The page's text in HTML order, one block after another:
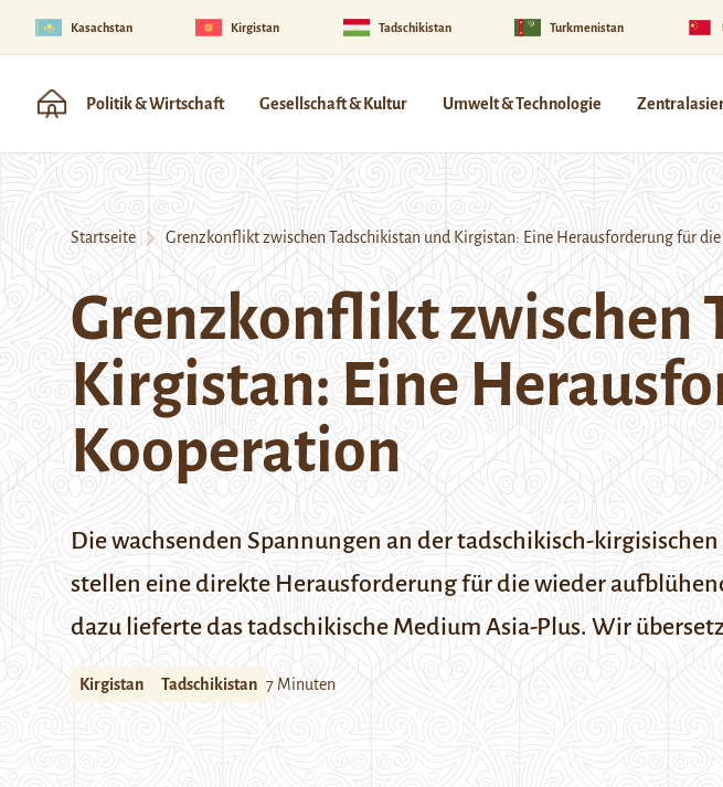
Kasachstan Kirgistan Tadschikistan Turkmenistan
Politik & Wirtschaft Gesellschaft & Kultur Umwelt & Technologie
Startseite Grenzkonflikt zwischen Tadschikistan und Kirgistan: Eine Herausforderung für
Grenzkonflikt zwischen
Kirgistan: Eine
Kooperation
Die wachsenden Spannungen an der tadschikisch-
stellen eine direkte Herausforderung für die wieder
dazu lieferte das tadschikische Medium Asia-Plus. Wir
Kirgistan Tadschikistan 7 Minuten